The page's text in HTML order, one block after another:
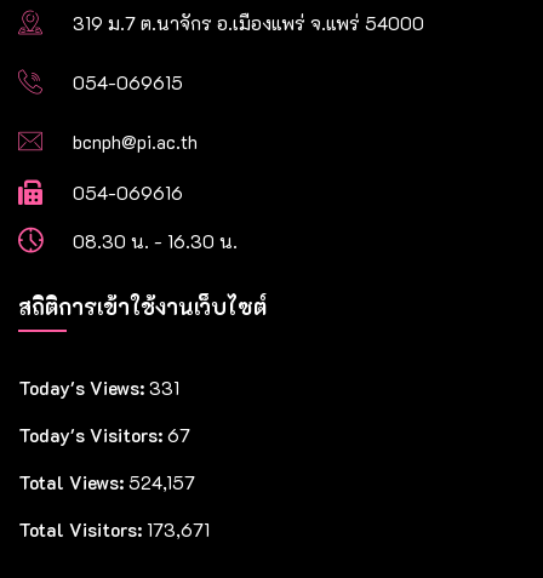
319 ม.7 ต.นาจักร อ.เมืองแพร่ จ.แพร่ 54000
054-069615
bcnph@pi.ac.th
054-069616
08.30 น. - 16.30 น.
สถิติการเข้าใช้งานเว็บไซต์
Today's Views: 331
Today's Visitors: 67
Total Views: 524,157
Total Visitors: 173,671